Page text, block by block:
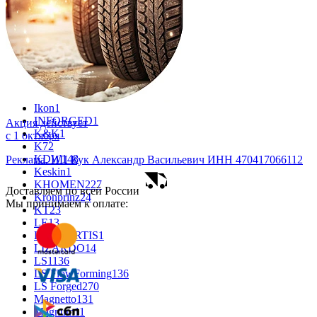
CROSS_STREET31
Eurodisk1
FF30
FR REPLICA1
GR34
Grizzly3
iFree912
iFree Original49
Ikon1
INFORGED1
K&K1
K72
KDW148
Keskin1
KHOMEN227
Kronprinz24
KT23
LE13
LEGE ARTIS1
LIZARDO14
LS1136
LS FlowForming136
LS Forged270
Magnetto131
Magnum11
Акция действует
с 1 октября
Реклама. ИП Кук Александр Васильевич ИНН 470417066112
Доставляем по всей России
Мы принимаем к оплате: